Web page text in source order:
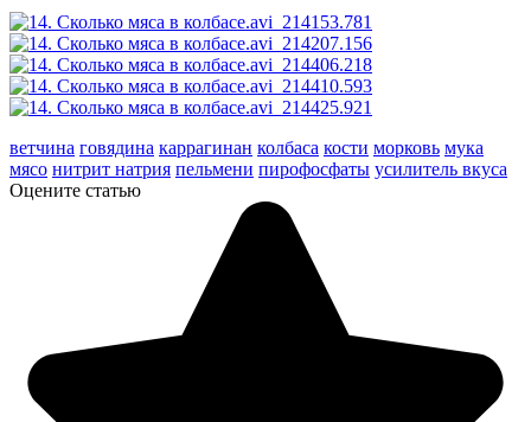
ветчина говядина каррагинан колбаса кости морковь мука
мясо нитрит натрия пельмени пирофосфаты усилитель вкуса
Оцените статью